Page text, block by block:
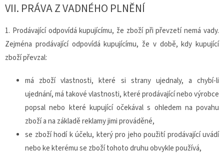
VII. PRÁVA Z VADNÉHO PLNĚNÍ
1. Prodávající odpovídá kupujícímu, že zboží při převzetí nemá vady.
Zejména prodávající odpovídá kupujícímu, že v době, kdy kupující
zboží převzal:
má zboží vlastnosti, které si strany ujednaly, a chybí-li
ujednání, má takové vlastnosti, které prodávající nebo výrobce
popsal nebo které kupující očekával s ohledem na povahu
zboží a na základě reklamy jimi prováděné,
se zboží hodí k účelu, který pro jeho použití prodávající uvádí
nebo ke kterému se zboží tohoto druhu obvykle používá,